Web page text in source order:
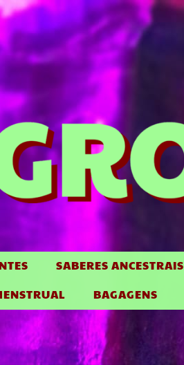
SABERES ANCESTRAIS
BAGAGENS